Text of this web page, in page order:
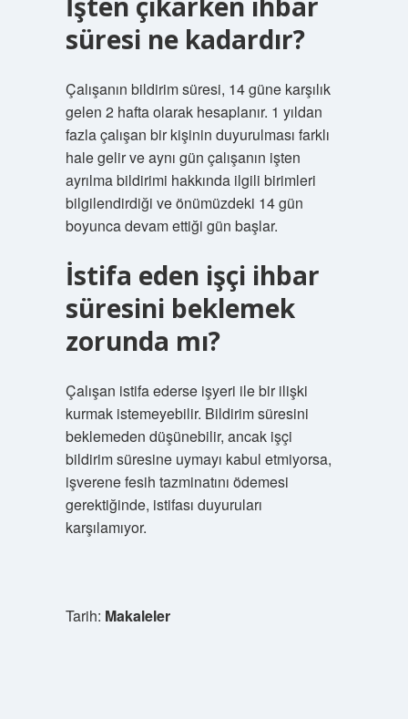
süresi ne kadardır?
Çalışanın bildirim süresi, 14 güne karşılık
gelen 2 hafta olarak hesaplanır. 1 yıldan
fazla çalışan bir kişinin duyurulması farklı
hale gelir ve aynı gün çalışanın işten
ayrılma bildirimi hakkında ilgili birimleri
bilgilendirdiği ve önümüzdeki 14 gün
boyunca devam ettiği gün başlar.
İstifa eden işçi ihbar
süresini beklemek
zorunda mı?
Çalışan istifa ederse işyeri ile bir ilişki
kurmak istemeyebilir. Bildirim süresini
beklemeden düşünebilir, ancak işçi
bildirim süresine uymayı kabul etmiyorsa,
işverene fesih tazminatını ödemesi
gerektiğinde, istifası duyuruları
karşılamıyor.
Tarih: Makaleler